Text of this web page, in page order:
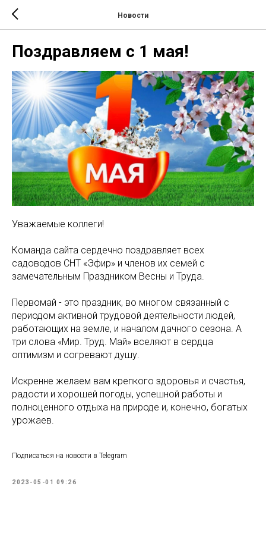
Новости
Поздравляем с 1 мая!
Уважаемые коллеги!
Команда сайта сердечно поздравляет всех
садоводов СНТ «Эфир» и членов их семей с
замечательным Праздником Весны и Труда.
Первомай - это праздник, во многом связанный с
периодом активной трудовой деятельности людей,
работающих на земле, и началом дачного сезона. А
три слова «Мир. Труд. Май» вселяют в сердца
оптимизм и согревают душу.
Искренне желаем вам крепкого здоровья и счастья,
радости и хорошей погоды, успешной работы и
полноценного отдыха на природе и, конечно, богатых
урожаев.
Подписаться на новости в Telegram
2023-05-01 09:26